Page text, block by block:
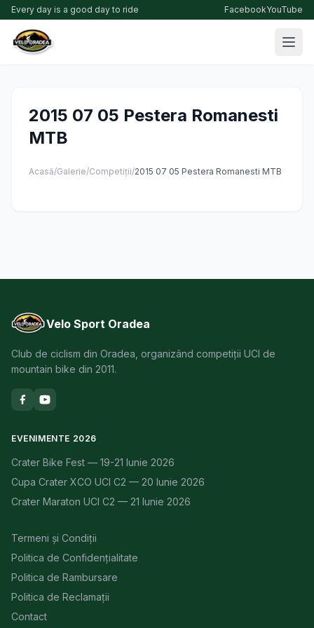
Every day is a good day to ride FacebookYouTube
2015 07 05 Pestera Romanesti
MTB
Acasă/Galerie/Competiții/2015 07 05 Pestera Romanesti MTB
Velo Sport Oradea
Club de ciclism din Oradea, organizând competiții UCI de
mountain bike din 2011.
EVENIMENTE 2026
Crater Bike Fest — 19-21 Iunie 2026
Cupa Crater XCO UCI C2 — 20 Iunie 2026
Crater Maraton UCI C2 — 21 Iunie 2026
Termeni și Condiții
Politica de Confidențialitate
Politica de Rambursare
Politica de Reclamații
Contact